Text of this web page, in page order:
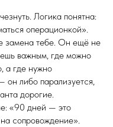
Логика понятна:
операционкой».
замена тебе. Он ещё не
важным, где можно
а где нужно
он либо парализуется,
дорогие.
«90 дней — это
сопровождение».